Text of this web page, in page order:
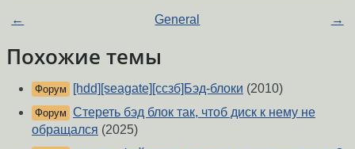
← General →
Похожие темы
Форум [hdd][seagate][ссзб]Бэд-блоки (2010)
Форум Стереть бэд блок так, чтоб диск к нему не
обращался (2025)